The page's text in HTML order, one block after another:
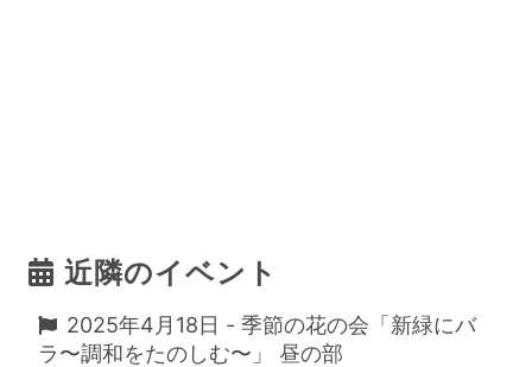
近隣のイベント
2025年4月18日 - 季節の花の会「新緑にバ
ラ〜調和をたのしむ〜」 昼の部